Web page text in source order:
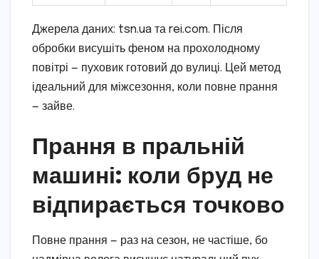
Джерела даних: tsn.ua та rei.com. Після
обробки висушіть феном на прохолодному
повітрі — пуховик готовий до вулиці. Цей метод
ідеальний для міжсезоння, коли повне прання
— зайве.
Прання в пральній
машині: коли бруд не
відпирається точково
Повне прання — раз на сезон, не частіше, бо